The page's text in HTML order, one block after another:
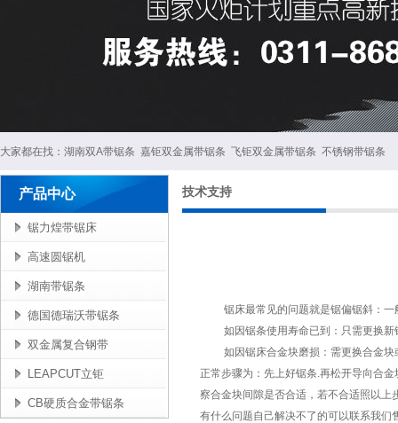
大家都在找： 湖南双A带锯条 嘉钜双金属带锯条 飞钜双金属带锯条 不锈钢带锯条
产品中心
锯力煌带锯床
高速圆锯机
湖南带锯条
德国德瑞沃带锯条
双金属复合钢带
LEAPCUT立钜
CB硬质合金带锯条
技术支持
锯床最常见的问题就是锯偏锯斜：一
如因锯条使用寿命已到：只需更换新
如因锯床合金块磨损：需更换合金块
正常步骤为：先上好锯条.再松开导向合
察合金块间隙是否合适，若不合适照以上
有什么问题自己解决不了的可以联系我们